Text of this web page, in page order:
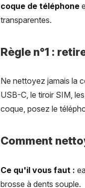
coque de téléphone
transparentes.
Règle n°1 :
Ne nettoyez jamais la
USB-C, le tiroir SIM,
coque, posez le
Comment
Ce qu'il vous faut :
brosse à dents souple.